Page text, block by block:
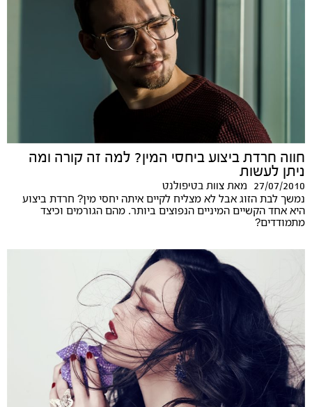
חווה חרדת ביצוע ביחסי המין? למה זה קורה ומה
ניתן לעשות
27/07/2010 מאת צוות בטיפולנט
נמשך לבת הזוג אבל לא מצליח לקיים איתה יחסי מין? חרדת ביצוע
היא אחד הקשיים המיניים הנפוצים ביותר. מהם הגורמים וכיצד
מתמודדים?